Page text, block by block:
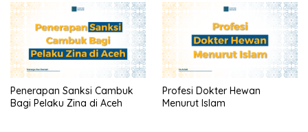
Penerapan Sanksi Cambuk
Bagi Pelaku Zina di Aceh
Profesi Dokter Hewan
Menurut Islam